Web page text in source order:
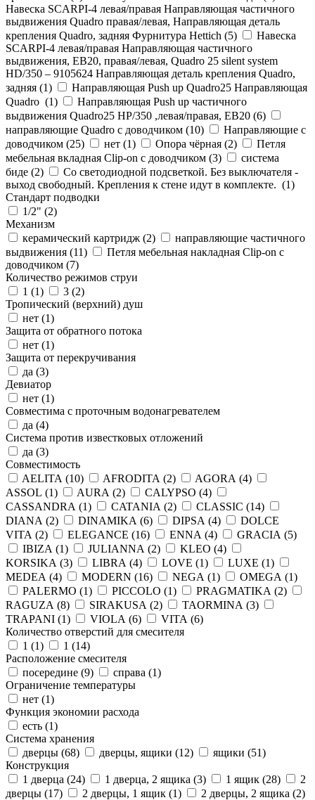
Навеска SCARPI-4 левая/правая Направляющая частичного
выдвижения Quadro правая/левая, Направляющая деталь
крепления Quadro, задняя Фурнитура Hettich (5)
Навеска
SCARPI-4 левая/правая Направляющая частичного
выдвижения, ЕВ20, правая/левая, Quadro 25 silent system
HD/350 – 9105624 Направляющая деталь крепления Quadro,
задняя (1)
Направляющая Push up Quadro25 Направляющая
Quadro (1)
Направляющая Push up частичного
выдвижения Quadro25 НР/350 ,левая/правая, ЕВ20 (6)
направляющие Quadro с доводчиком (10)
Направляющие с
доводчиком (25) нет (1) Опора чёрная (2)
Петля
мебельная вкладная Clip-on с доводчиком (3)
система
биде (2)
Со светодиодной подсветкой. Без выключателя -
выход свободный. Крепления к стене идут в комплекте. (1)
Стандарт подводки
1/2" (2)
Механизм
керамический картридж (2)
направляющие частичного
выдвижения (11)
Петля мебельная накладная Clip-on с
доводчиком (7)
Количество режимов струи
1 (1) 3 (2)
Тропический (верхний) душ
нет (1)
Защита от обратного потока
нет (1)
Защита от перекручивания
да (3)
Девиатор
нет (1)
Совместима с проточным водонагревателем
да (4)
Система против известковых отложений
да (3)
Совместимость
AELITA (10) AFRODITA (2) AGORA (4)
ASSOL (1) AURA (2) CALYPSO (4)
CASSANDRA (1) CATANIA (2) CLASSIC (14)
DIANA (2) DINAMIKA (6) DIPSA (4)
DOLCE
VITA (2) ELEGANCE (16) ENNA (4) GRACIA (5)
IBIZA (1) JULIANNA (2) KLEO (4)
KORSIKA (3) LIBRA (4) LOVE (1) LUXE (1)
MEDEA (4) MODERN (16) NEGA (1) OMEGA (1)
PALERMO (1) PICCOLO (1) PRAGMATIKA (2)
RAGUZA (8) SIRAKUSA (2) TAORMINA (3)
TRAPANI (1) VIOLA (6) VITA (6)
Количество отверстий для смесителя
1 (1) 1 (14)
Расположение смесителя
посередине (9) справа (1)
Ограничение температуры
нет (1)
Функция экономии расхода
есть (1)
Система хранения
дверцы (68) дверцы, ящики (12) ящики (51)
Конструкция
1 дверца (24) 1 дверца, 2 ящика (3) 1 ящик (28)
2
дверцы (17) 2 дверцы, 1 ящик (1) 2 дверцы, 2 ящика (2)